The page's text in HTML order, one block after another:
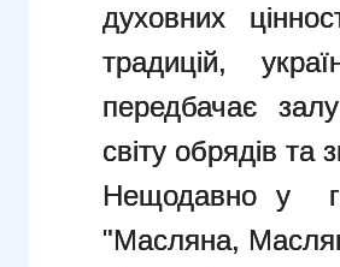
духовних
традицій,
передбачає
світу обрядів та
Нещодавно у
"Масляна,